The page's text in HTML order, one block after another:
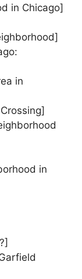
in Chicago]
in
in